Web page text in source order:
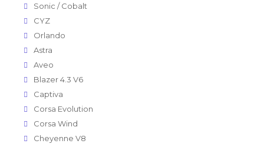
Sonic / Cobalt
CYZ
Orlando
Astra
Aveo
Blazer 4.3 V6
Captiva
Corsa Evolution
Corsa Wind
Cheyenne V8